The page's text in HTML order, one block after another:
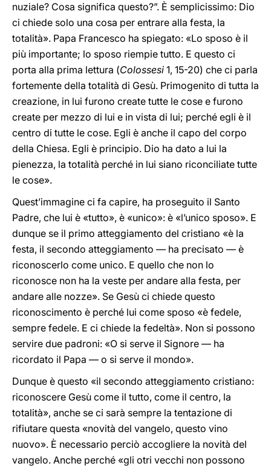
nuziale? Cosa significa questo?”. È semplicissimo: Dio
ci chiede solo una cosa per entrare alla festa, la
totalità». Papa Francesco ha spiegato: «Lo sposo è il
più importante; lo sposo riempie tutto. E questo ci
porta alla prima lettura (Colossesi 1, 15-20) che ci parla
fortemente della totalità di Gesù. Primogenito di tutta la
creazione, in lui furono create tutte le cose e furono
create per mezzo di lui e in vista di lui; perché egli è il
centro di tutte le cose. Egli è anche il capo del corpo
della Chiesa. Egli è principio. Dio ha dato a lui la
pienezza, la totalità perché in lui siano riconciliate tutte
le cose».
Quest’immagine ci fa capire, ha proseguito il Santo
Padre, che lui è «tutto», è «unico»: è «l’unico sposo». E
dunque se il primo atteggiamento del cristiano «è la
festa, il secondo atteggiamento — ha precisato — è
riconoscerlo come unico. E quello che non lo
riconosce non ha la veste per andare alla festa, per
andare alle nozze». Se Gesù ci chiede questo
riconoscimento è perché lui come sposo «è fedele,
sempre fedele. E ci chiede la fedeltà». Non si possono
servire due padroni: «O si serve il Signore — ha
ricordato il Papa — o si serve il mondo».
Dunque è questo «il secondo atteggiamento cristiano:
riconoscere Gesù come il tutto, come il centro, la
totalità», anche se ci sarà sempre la tentazione di
rifiutare questa «novità del vangelo, questo vino
nuovo». È necessario perciò accogliere la novità del
vangelo. Anche perché «gli otri vecchi non possono